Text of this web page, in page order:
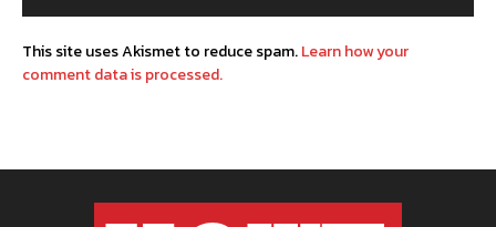
This site uses Akismet to reduce spam.Learn how your
comment data is processed.